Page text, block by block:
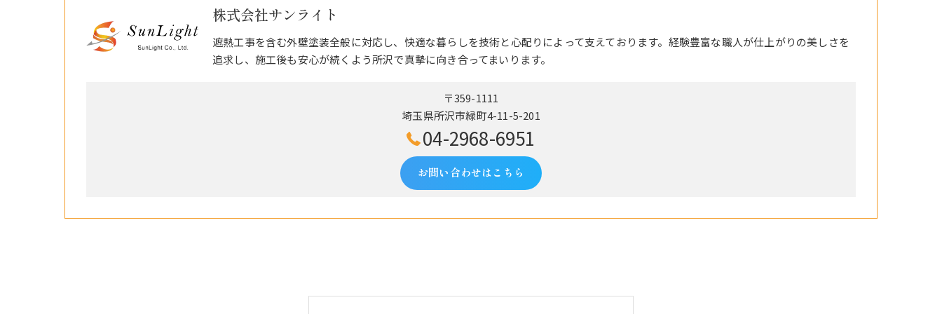
株式会社サンライト
遮熱工事を含む外壁塗装全般に対応し、快適な暮らしを技術と心配りによって支えております。経験豊富な職人が仕上がりの美しさを
追求し、施工後も安心が続くよう所沢で真摯に向き合ってまいります。
〒359-1111
埼玉県所沢市緑町4-11-5-201
04-2968-6951
お問い合わせはこちら